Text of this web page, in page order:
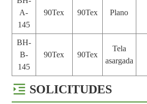
A-
145
90Tex 90Tex Plano
BH-
B-
145
90Tex 90Tex
Tela
asargada
SOLICITUDES